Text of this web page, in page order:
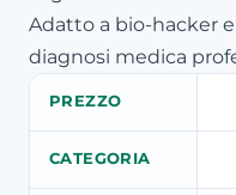
Adatto a bio-hacker
diagnosi medica
PREZZO
CATEGORIA